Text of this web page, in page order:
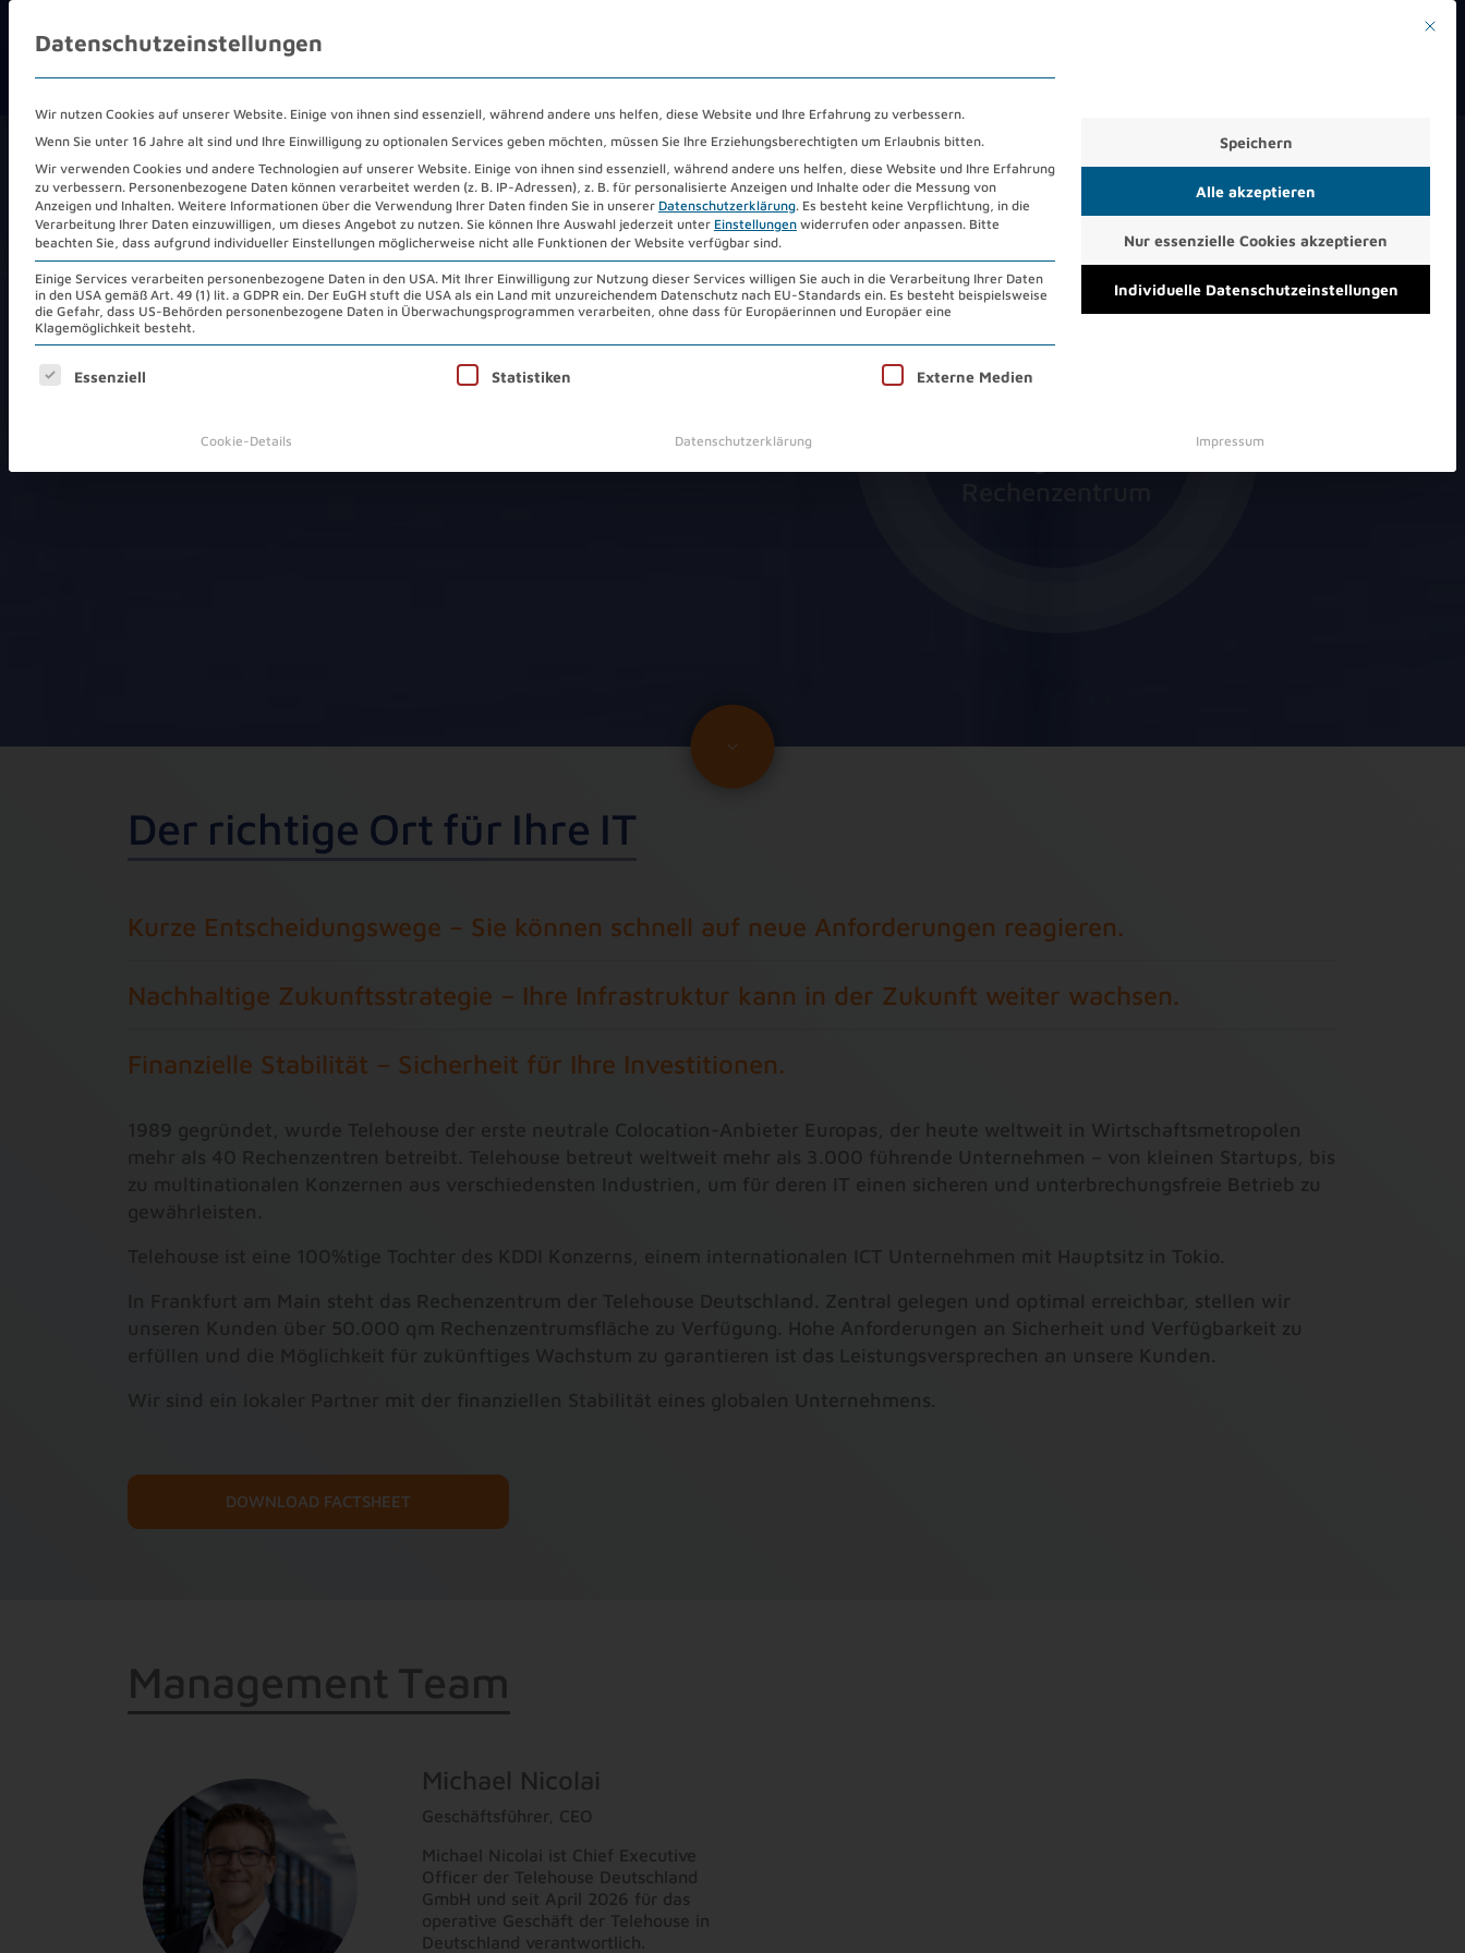
COLOCATION
Über uns: Ein lokaler Partner mit
der finanziellen Stabilität eines
globalen Konzerns.
100
Der richtige Ort für Ihre IT
Kurze Entscheidungswege – Sie können schnell auf neue Anforderungen reagieren.
Nachhaltige Zukunftsstrategie – Ihre Infrastruktur kann in der Zukunft weiter wachsen.
Finanzielle Stabilität – Sicherheit für Ihre Investitionen.
1989 gegründet, wurde Telehouse der erste neutrale Colocation-Anbieter Europas, der heute weltweit in Wirtschaftsmetropolen
mehr als 40 Rechenzentren betreibt. Telehouse betreut weltweit mehr als 3.000 führende Unternehmen – von kleinen Startups, bis
zu multinationalen Konzernen aus verschiedensten Industrien, um für deren IT einen sicheren und unterbrechungsfreie Betrieb zu
Telehouse ist eine 100%tige Tochter des KDDI Konzerns, einem internationalen ICT Unternehmen mit Hauptsitz in Tokio.
In Frankfurt am Main steht das Rechenzentrum der Telehouse Deutschland. Zentral gelegen und optimal erreichbar, stellen wir
unseren Kunden über 50.000 qm Rechenzentrumsfläche zu Verfügung. Hohe Anforderungen an Sicherheit und Verfügbarkeit zu
erfüllen und die Möglichkeit für zukünftiges Wachstum zu garantieren ist das Leistungsversprechen an unsere Kunden.
DOWNLOAD FACTSHEET
Management Team
Michael Nicolai
Geschäftsführer, CEO
Michael Nicolai ist Chief Executive
Officer der Telehouse Deutschland
GmbH und seit April 2026 für das
operative Geschäft der Telehouse in
Deutschland verantwortlich.
Mit
Datenschutzeinstellungen
Wir nutzen Cookies auf unserer Website. Einige von ihnen sind essenziell, während andere uns helfen, diese Website und Ihre Erfahrung zu verbessern.
Wenn Sie unter 16 Jahre alt sind und Ihre Einwilligung zu optionalen Services geben möchten, müssen Sie Ihre Erziehungsberechtigten um Erlaubnis bitten.
Wir verwenden Cookies und andere Technologien auf unserer Website. Einige von ihnen sind essenziell, während andere uns helfen, diese Website und Ihre Erfahrung
zu verbessern. Personenbezogene Daten können verarbeitet werden (z. B. IP-Adressen), z. B. für personalisierte Anzeigen und Inhalte oder die Messung von
Anzeigen und Inhalten. Weitere Informationen über die Verwendung Ihrer Daten finden Sie in unserer Datenschutzerklärung. Es besteht keine Verpflichtung, in die
Verarbeitung Ihrer Daten einzuwilligen, um dieses Angebot zu nutzen. Sie können Ihre Auswahl jederzeit unter Einstellungen widerrufen oder anpassen. Bitte
beachten Sie, dass aufgrund individueller Einstellungen möglicherweise nicht alle Funktionen der Website verfügbar sind.
Einige Services verarbeiten personenbezogene Daten in den USA. Mit Ihrer Einwilligung zur Nutzung dieser Services willigen Sie auch in die Verarbeitung Ihrer Daten
in den USA gemäß Art. 49 (1) lit. a GDPR ein. Der EuGH stuft die USA als ein Land mit unzureichendem Datenschutz nach EU-Standards ein. Es besteht beispielsweise
die Gefahr, dass US-Behörden personenbezogene Daten in Überwachungsprogrammen verarbeiten, ohne dass für Europäerinnen und Europäer eine
Klagemöglichkeit besteht.
Es folgt eine Liste der Service-Gruppen, für die eine Einwilligung erteilt werden kann. Die erste Service-Gruppe ist essenziell und kann nicht abgewählt werden.
Essenziell Statistiken Externe Medien
Speichern
Alle akzeptieren
Nur essenzielle Cookies akzeptieren
Individuelle Datenschutzeinstellungen
Cookie-Details Datenschutzerklärung Impressum